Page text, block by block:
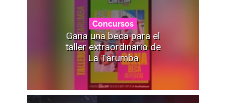
Concursos
Gana una beca para el
taller extraordinario de
La Tarumba